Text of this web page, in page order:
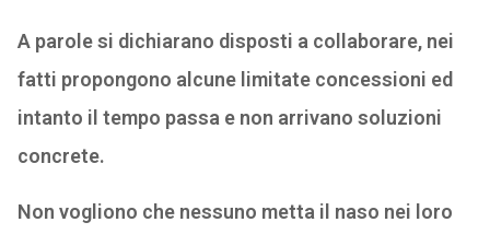
A parole si dichiarano disposti a collaborare, nei
fatti propongono alcune limitate concessioni ed
intanto il tempo passa e non arrivano soluzioni
concrete.
Non vogliono che nessuno metta il naso nei loro